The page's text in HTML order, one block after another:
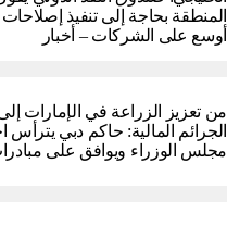
المنطقة بحاجة إلى تنفيذ
أوسع على الشركات – أخبار
من تعزيز الزراعة في الإمارات
الجرائم المالية: حاكم دبي يترأس
مجلس الوزراء ويوافق على